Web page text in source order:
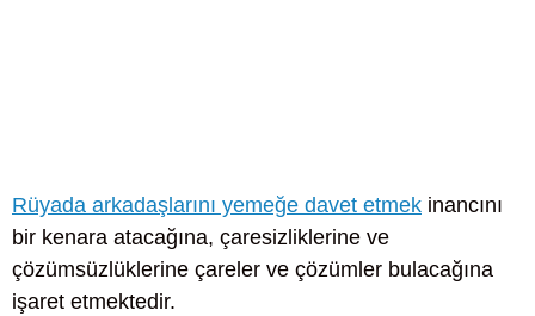
Rüyada arkadaşlarını yemeğe davet etmek inancını
bir kenara atacağına, çaresizliklerine ve
çözümsüzlüklerine çareler ve çözümler bulacağına
işaret etmektedir.